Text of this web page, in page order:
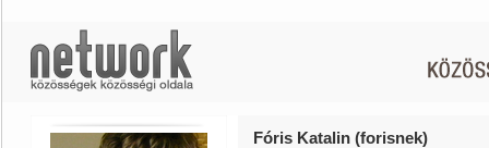
Fóris Katalin (forisnek)